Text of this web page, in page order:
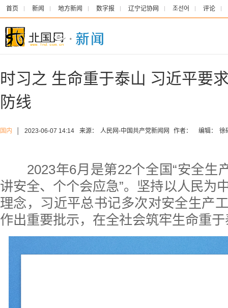
首页 新闻 地方新闻 数字报 辽宁记协网 조선어 评论
时习之 生命重于泰山 习近平要
防线
国内 2023-06-07 14:14 来源： 人民网-中国共产党新闻网 作者： 编辑： 徐
2023年6月是第22个全国“安全生
讲安全、个个会应急”。坚持以人民为
理念，习近平总书记多次对安全生产
作出重要批示，在全社会筑牢生命重